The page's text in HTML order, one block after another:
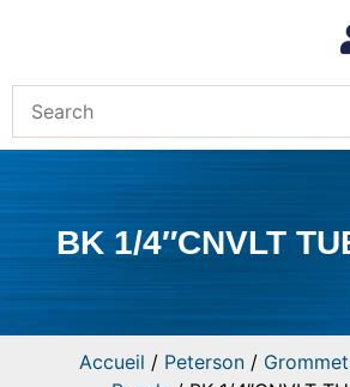
BK 1/4″CNVLT
Accueil / Peterson /